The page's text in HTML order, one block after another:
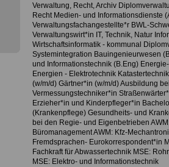
Verwaltung, Recht, Archiv
Recht Medien- und Informationsdienste
Verwaltungsfachangestellte*r BWL-
Verwaltungswirt*in IT, Technik, Natur
Wirtschaftsinformatik - kommunal
Systemintegration Bauingenieurwesen
und Informationstechnik (B.Eng)
Energien - Elektrotechnik
(w/m/d) Gärtner*in (w/m/d) Ausbildung
Vermessungstechniker*in
Erzieher*in und Kinderpfleger*in
(Krankenpflege) Gesundheits- und
bei den Regie- und Eigenbetrieben
Büromanagement AWM: Kfz-
Fremdsprachen- Eurokorrespondent*in
Fachkraft für Abwassertechnik MSE:
MSE: Elektro- und Informationstechnik